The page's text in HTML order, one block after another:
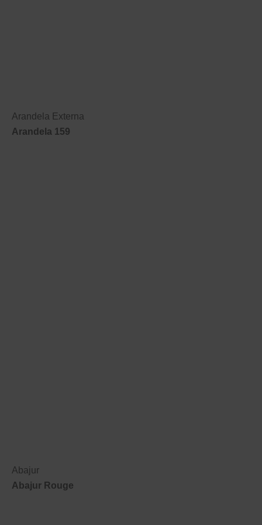
Arandela Externa
Arandela 159
Abajur
Abajur Rouge